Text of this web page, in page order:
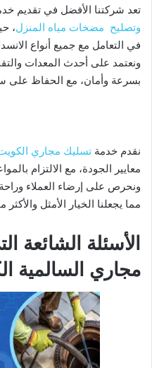
تعد شركتنا الأفضل في تقديم
وتصليح مضخات مياه المنزل،
في التعامل مع جميع أنواع
ونعتمد على أحدث المعدات
بسرعة وأمان، مع الحفاظ على
نقدم خدمة تسليك مجاري الكويت 24
معايير الجودة، مع الالتزام
ونحرص على إرضاء العملاء
مما يجعلنا الخيار الأمثل
الأسئلة الشائعة
مجاري السالمية